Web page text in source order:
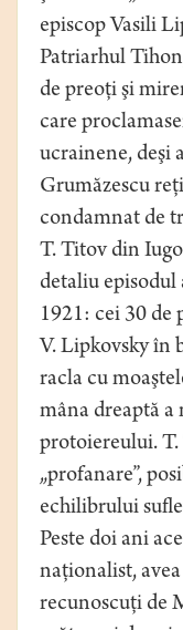
episcop Vasili
Patriarhul
de preoţi şi
care
ucrainene, deşi
Grumăzescu
condamnat de
T. Titov din
detaliu
1921: cei 30
V. Lipkovsky în
racla cu
mâna dreaptă
protoiereului. T.
„profanare”,
echilibrului
Peste doi ani
naţionalist,
recunoscuţi de